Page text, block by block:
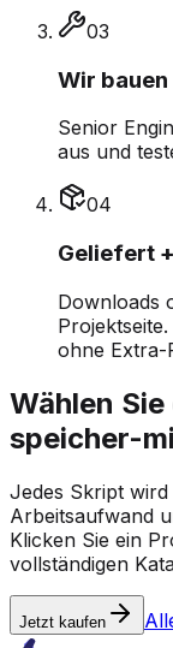
03
Wir
Senior
aus und
04
Geliefert
Downloads
ohne Extra-
Wählen
speicher-
Jedes Skript
Arbeitsaufwand
Klicken Sie ein
vollständigen
Jetzt kaufen